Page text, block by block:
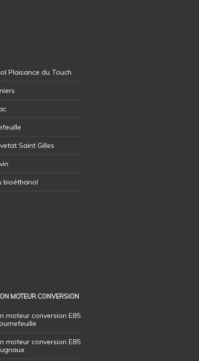
Plaisance du Touch
Saint Gilles
bioéthanol
MOTEUR CONVERSION
moteur conversion E85
moteur conversion E85